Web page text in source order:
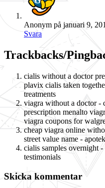
Anonym på januari 9,
Svara
Trackbacks/
cialis without a doctor
plavix cialis taken
treatments
viagra without a doctor -
prescription menalto
viagra coupons for
cheap viagra online
street value name -
cialis samples overnight
testimonials
Skicka kommentar